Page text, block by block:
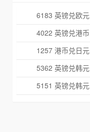
6183 英镑兑欧元
4022 英镑兑港币
1257 港币兑日元
5362 英镑兑韩元
5151 英镑兑韩元